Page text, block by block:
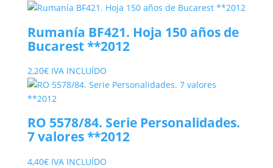
Rumanía BF421. Hoja 150 años de
Bucarest **2012
2,20€ IVA INCLUÍDO
RO 5578/84. Serie Personalidades.
7 valores **2012
4,40€ IVA INCLUÍDO